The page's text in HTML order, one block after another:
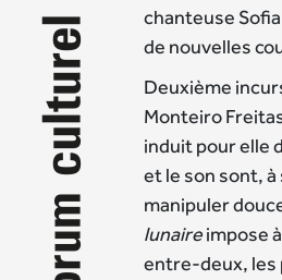
chanteuse
de nouvelles
Deuxième
Monteiro
induit pour elle
et le son sont, à
manipuler
lunaireimpose
entre-deux, les